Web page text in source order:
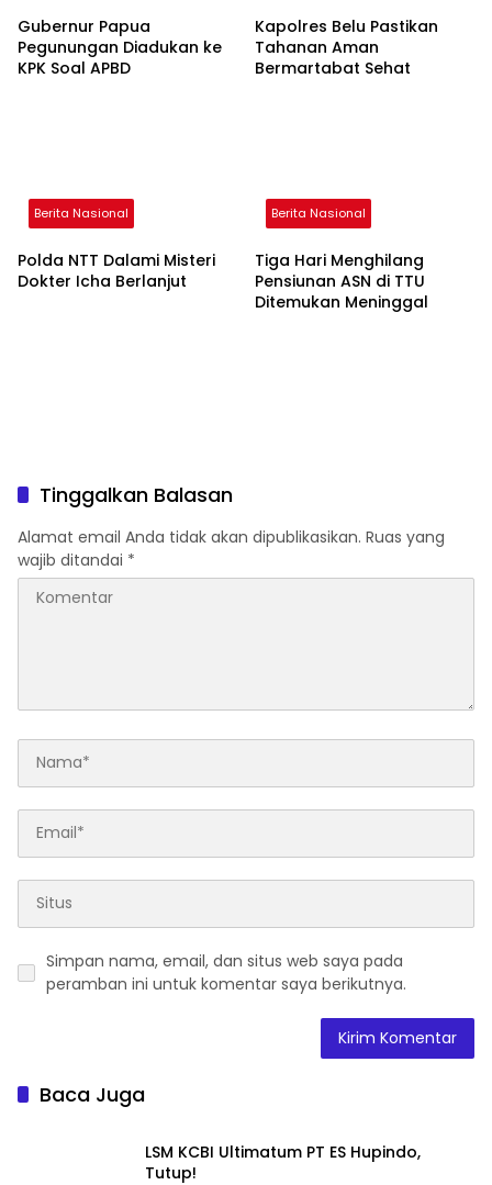
Gubernur Papua
Pegunungan Diadukan ke
KPK Soal APBD
Kapolres Belu Pastikan
Tahanan Aman
Bermartabat Sehat
Berita Nasional
Polda NTT Dalami Misteri
Dokter Icha Berlanjut
Berita Nasional
Tiga Hari Menghilang
Pensiunan ASN di TTU
Ditemukan Meninggal
Tinggalkan Balasan
Alamat email Anda tidak akan dipublikasikan. Ruas yang
wajib ditandai *
Simpan nama, email, dan situs web saya pada
peramban ini untuk komentar saya berikutnya.
Baca Juga
LSM KCBI Ultimatum PT ES Hupindo,
Tutup!